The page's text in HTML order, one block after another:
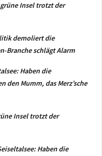
Insel trotzt der
demoliert die
Branche schlägt Alarm
Haben die
den Mumm, das Merz’sche
Insel trotzt der
Haben die